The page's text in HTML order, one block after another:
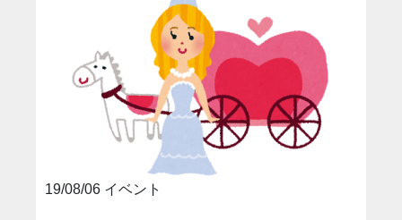
19/08/06 イベント